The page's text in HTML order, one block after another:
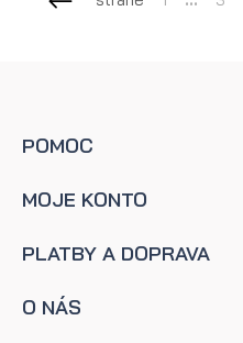
POMOC
MOJE KONTO
PLATBY A DOPRAVA
O NÁS